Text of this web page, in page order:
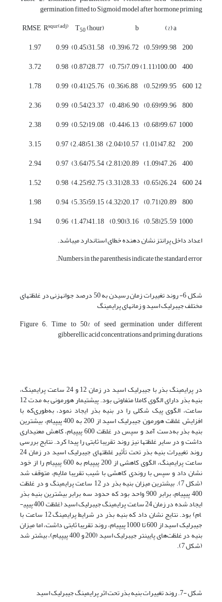
germination fitted to Sigmoid model after hormone priming
a (%)
b
T50(hour)
Rsqur(adj)
RMSE
12
200
99.98(0.59)
6.72(0.39)
31.58(0.45)
0.99
1.97
400
100.00(1.11)
7.09(0.75)
28.77(0.87)
0.98
3.72
600
99.95(0.52)
25.76(0.41)
0.99
1.78
800
99.96(0.69)
6.90(0.48)
23.37(0.54)
0.99
2.36
1000
99.67(0.68)
6.13(0.44)
19.08(0.52)
0.99
2.38
24
200
10.57(2.04)
0.97
3.15
400
47.26(1.09)
20.89(2.81)
75.54(3.64)
0.97
2.94
600
26.24(0.65)
28.33(3.31)
92.75(4.25)
0.98
1.52
800
20.89(0.71)
20.17(4.32)
59.15(5.35)
0.94
1.98
1000
25.59(0.58)
3.16(0.90)
41.18(1.47)
0.96
1.94
اعداد داخل پرانتز نشان دهنده خطای استاندارد می­باشد.
Numbers in the parenthesis indicate the standard error.
شکل 6- روند تغییرات زمان رسیدن به 50 درصد جوانه­زنی در غلظت­های
مختلف جیبرلیک اسید و زمان­های پرایمینگ
Figure 6. Time to 50% of seed germination under different
gibberellic acid concentrations and priming durations
در پرایمینگ بذر با جیبرلیک اسید در زمان 12 و 24 ساعت پرایمینگ،
بنیه بذر دارای الگوی کاملا متفاوتی بود. پیش­تیمار هورمونی به مدت 12
ساعت، الگوی پیک شکلی را در بنیه بذر ایجاد نمود، به‌طوری‌که با
افزایش غلظت هورمون جیبرلیک اسید از 200 به 400 پی­پی­ام، بیشترین
بنیه بذر به‌دست آمد و سپس در غلظت 600 پی­پی­ام، کاهش معنی­داری
داشت و در سایر غلظت­ها نیز روند تقریبا ثابتی را پیدا کرد. نتایج بررسی
روند تغییرات بنیه بذر تحت تأثیر غلظت­های جیبرلیک اسید در زمان 24
ساعت پرایمینگ، الگوی کاهشی از 200 پی­پی­ام به 600 پی­پی­ام را از خود
نشان داد و سپس با روندی کاهشی با شیب تقریبا ملایم، متوقف شد
(شکل 7). بیشترین میزان بنیه بذر در 12 ساعت پرایمینگ و در غلظت
400 پی­پی­ام، برابر 900 واحد بود که حدود سه برابر بیشترین بنیه بذر
ایجاد شده در زمان 24 ساعت پرایمینگ جیبرلیک اسید (غلظت 400 پی­پی­
ام) بود. نتایج نشان داد که بنیه بذر در شرایط پرایمینگ 12 ساعت با
جیبرلیک اسید از 600 تا 1000 پی­پی­ام، روند تقریبا ثابتی داشت، اما میزان
بنیه در غلظت‌های پایین­تر جیبرلیک اسید (200 و 400 پی­پی­ام)، بیشتر شد
(شکل 7).
شکل -7. روند تغییرات بنیه بذر تحت اثر پرایمینگ جیبرلیک اسید